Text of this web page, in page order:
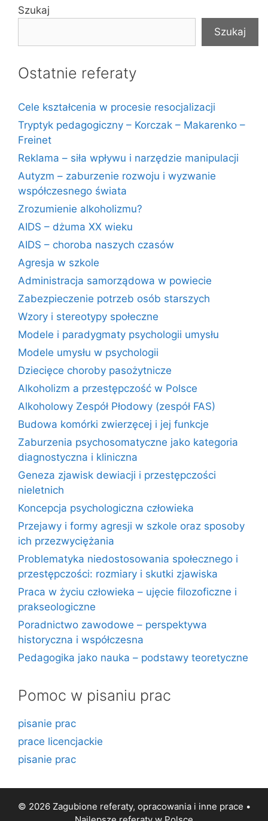
Szukaj
Szukaj
Ostatnie referaty
Cele kształcenia w procesie resocjalizacji
Tryptyk pedagogiczny – Korczak – Makarenko –
Freinet
Reklama – siła wpływu i narzędzie manipulacji
Autyzm – zaburzenie rozwoju i wyzwanie
współczesnego świata
Zrozumienie alkoholizmu?
AIDS – dżuma XX wieku
AIDS – choroba naszych czasów
Agresja w szkole
Administracja samorządowa w powiecie
Zabezpieczenie potrzeb osób starszych
Wzory i stereotypy społeczne
Modele i paradygmaty psychologii umysłu
Modele umysłu w psychologii
Dziecięce choroby pasożytnicze
Alkoholizm a przestępczość w Polsce
Alkoholowy Zespół Płodowy (zespół FAS)
Budowa komórki zwierzęcej i jej funkcje
Zaburzenia psychosomatyczne jako kategoria
diagnostyczna i kliniczna
Geneza zjawisk dewiacji i przestępczości
nieletnich
Koncepcja psychologiczna człowieka
Przejawy i formy agresji w szkole oraz sposoby
ich przezwyciężania
Problematyka niedostosowania społecznego i
przestępczości: rozmiary i skutki zjawiska
Praca w życiu człowieka – ujęcie filozoficzne i
prakseologiczne
Poradnictwo zawodowe – perspektywa
historyczna i współczesna
Pedagogika jako nauka – podstawy teoretyczne
Pomoc w pisaniu prac
pisanie prac
prace licencjackie
pisanie prac
© 2026 Zagubione referaty, opracowania i inne prace •